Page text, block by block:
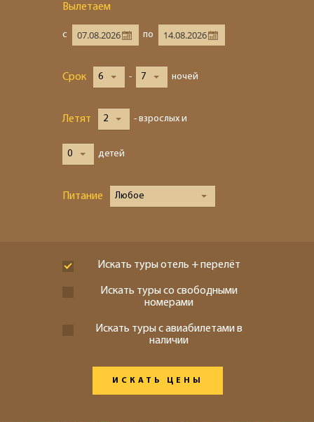
Вылетаем
с по
Срок 6 - 7 ночей
Летят 2 - взрослых и
0 детей
Питание Любое
Искать туры отель + перелёт
Искать туры со свободными
номерами
Искать туры с авиабилетами в
наличии
ИСКАТЬ ЦЕНЫ